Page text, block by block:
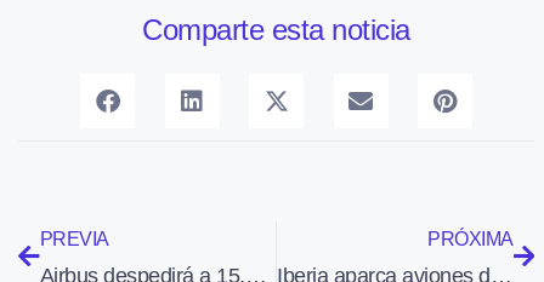
Comparte esta noticia
PREVIA
Airbus despedirá a 15.000 empleados, de ellos 900 en España
PRÓXIMA
Iberia aparca aviones de larga distancia en Ciudad Real para ahorrar costes